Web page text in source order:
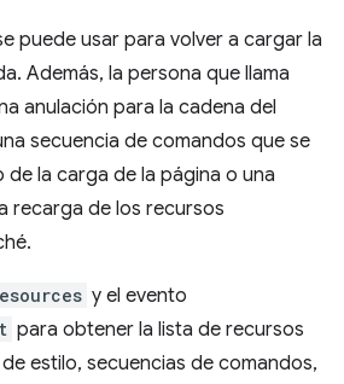
puede usar para volver a cargar la
Además, la persona que llama
anulación para la cadena del
secuencia de comandos que se
la carga de la página o una
recarga de los recursos
y el evento
para obtener la lista de recursos
estilo, secuencias de comandos,